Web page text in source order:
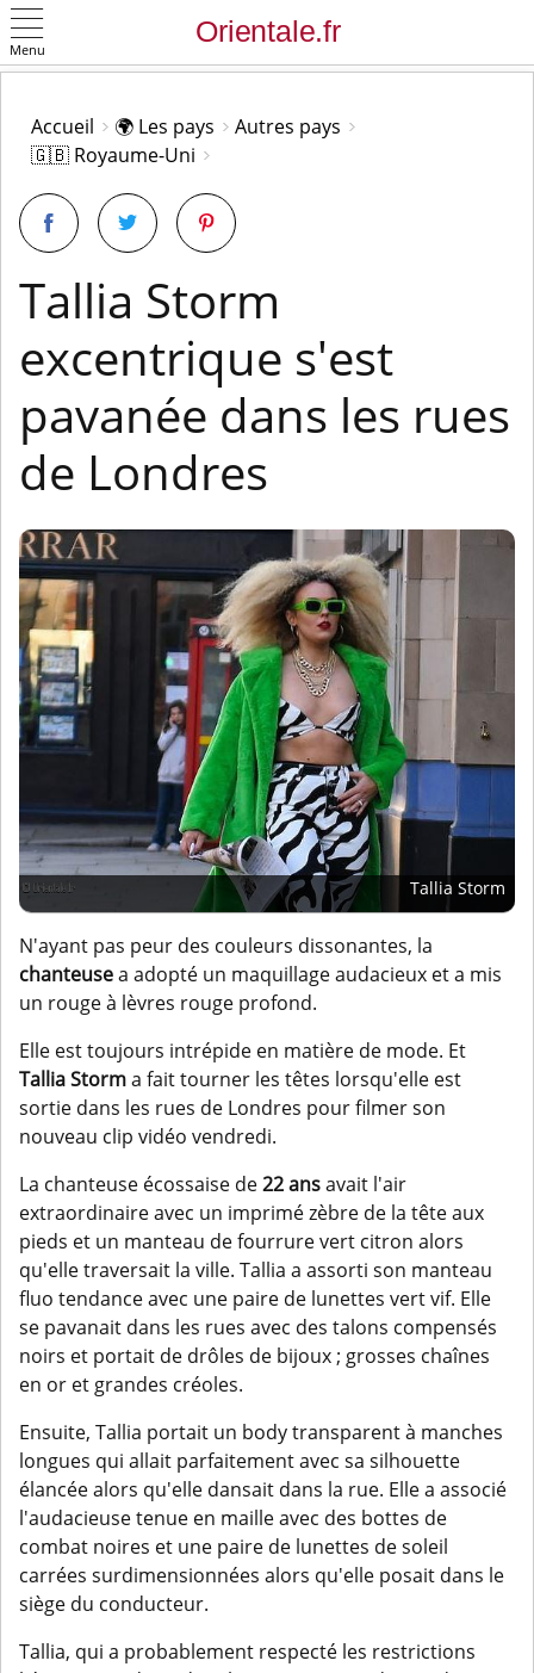
Menu
Accueil 🌍 Les pays
Autres pays
🇬🇧 Royaume-Uni
Tallia Storm
excentrique s'est
pavanée dans les rues
de Londres
Tallia Storm
N'ayant pas peur des couleurs dissonantes, la
chanteusea adopté un maquillage audacieux et a mis
un rouge à lèvres rouge profond.
Elle est toujours intrépide en matière de mode. Et
Tallia Storma fait tourner les têtes lorsqu'elle est
sortie dans les rues de Londres pour filmer son
nouveau clip vidéo vendredi.
La chanteuse écossaise de22 ansavait l'air
extraordinaire avec un imprimé zèbre de la tête aux
pieds et un manteau de fourrure vert citron alors
qu'elle traversait la ville. Tallia a assorti son manteau
fluo tendance avec une paire de lunettes vert vif. Elle
se pavanait dans les rues avec des talons compensés
noirs et portait de drôles de bijoux ; grosses chaînes
en or et grandes créoles.
Ensuite, Tallia portait un body transparent à manches
longues qui allait parfaitement avec sa silhouette
élancée alors qu'elle dansait dans la rue. Elle a associé
l'audacieuse tenue en maille avec des bottes de
combat noires et une paire de lunettes de soleil
carrées surdimensionnées alors qu'elle posait dans le
siège du conducteur.
Tallia, qui a probablement respecté les restrictions